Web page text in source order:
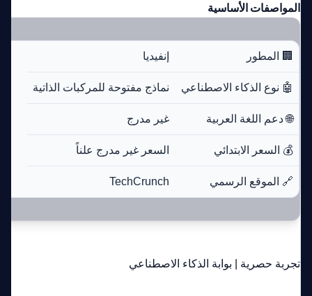
المواصفات الأساسية
🏢 المطور إنفيديا
🤖 نوع الذكاء الاصطناعي نماذج مفتوحة للمركبات الذاتية
🌐 دعم اللغة العربية غير مدرج
💰 السعر الابتدائي السعر غير مدرج علناً
🔗 الموقع الرسمي TechCrunch
تجربة حصرية | بوابة الذكاء الاصطناعي